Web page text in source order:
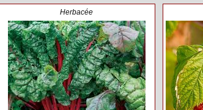
Herbacée